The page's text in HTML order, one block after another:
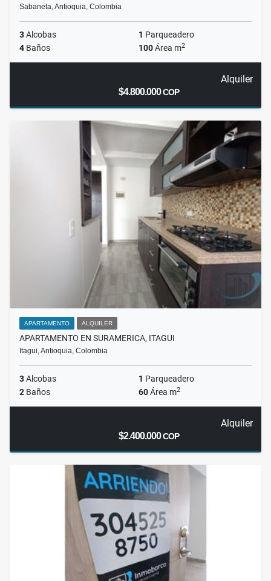
Sabaneta, Antioquia, Colombia
3Alcobas 1 Parqueadero
4 Baños 100Área m2
Alquiler
$4.800.000COP
APARTAMENTO ALQUILER
APARTAMENTO EN SURAMERICA, ITAGUI
Itagui, Antioquia, Colombia
3Alcobas 1 Parqueadero
2 Baños 60Área m2
Alquiler
$2.400.000COP